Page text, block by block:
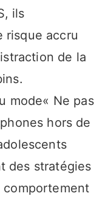
ils
risque accru
de la
mode« Ne pas
hors de
des stratégies